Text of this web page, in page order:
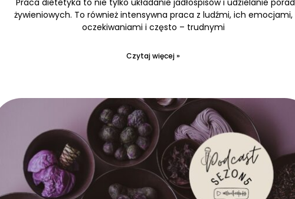
Praca dietetyka to nie tylko układanie jadłospisów i udzielanie porad
żywieniowych. To również intensywna praca z ludźmi, ich emocjami,
oczekiwaniami i często – trudnymi
Czytaj więcej »